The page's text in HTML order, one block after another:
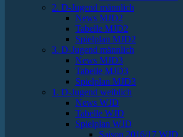
2. D-Jugend männlich
News MJD2
Tabelle MJD2
Spielplan MJD2
3. D-Jugend männlich
News MJD3
Tabelle MJD3
Spielplan MJD3
1. D-Jugend weiblich
News WJD
Tabelle WJD
Spielplan WJD
Saison 2016/17 WJD